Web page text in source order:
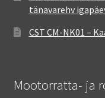
tänavarehv
CST CM-NK01 –
Mootorratta- ja